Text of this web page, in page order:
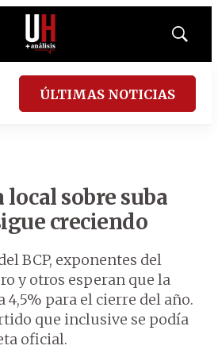
Mostrar
ÚLTIMAS NOTICIAS
sobre suba
creciendo
BCP, exponentes del
y otros esperan que la
para el cierre del año.
que inclusive se podía
oficial.